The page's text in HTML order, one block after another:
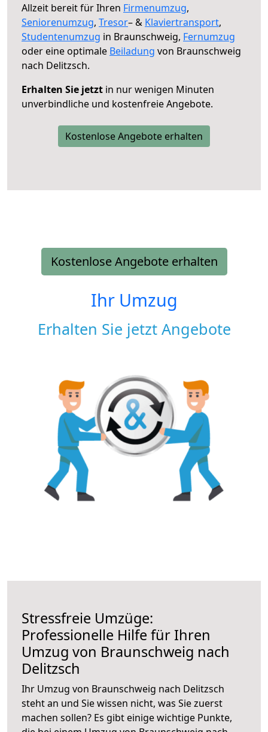
Allzeit bereit für Ihren Firmenumzug,
Seniorenumzug, Tresor– & Klaviertransport,
Studentenumzug in Braunschweig, Fernumzug
oder eine optimale Beiladung von Braunschweig
nach Delitzsch.
Erhalten Sie jetzt in nur wenigen Minuten
unverbindliche und kostenfreie Angebote.
Kostenlose Angebote erhalten
Kostenlose Angebote erhalten
Ihr Umzug
Erhalten Sie jetzt Angebote
Stressfreie Umzüge:
Professionelle Hilfe für Ihren
Umzug von Braunschweig nach
Delitzsch
Ihr Umzug von Braunschweig nach Delitzsch
steht an und Sie wissen nicht, was Sie zuerst
machen sollen? Es gibt einige wichtige Punkte,